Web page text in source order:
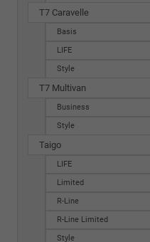
T7 Caravelle
Basis
LIFE
Style
T7 Multivan
Business
Style
Taigo
LIFE
Limited
R-Line
R-Line Limited
Style